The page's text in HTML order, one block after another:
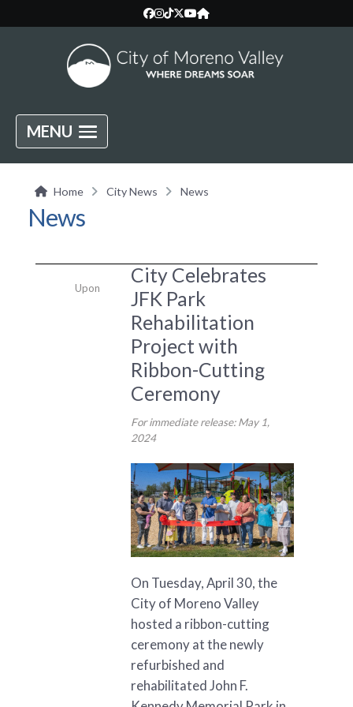
MENU
Home City News News
News
City Celebrates
JFK Park
Rehabilitation
Project with
Ribbon-Cutting
Ceremony
For immediate release: May 1,
2024
On Tuesday, April 30, the
City of Moreno Valley
hosted a ribbon-cutting
ceremony at the newly
refurbished and
rehabilitated John F.
Upon